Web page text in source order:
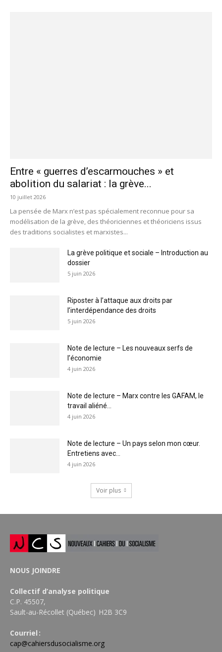
Entre « guerres d’escarmouches » et
abolition du salariat : la grève...
10 juillet 2026
La pensée de Marx n’est pas spécialement reconnue pour sa
modélisation de la grève, des théoriciennes et théoriciens issus
des traditions socialistes et marxistes...
La grève politique et sociale – Introduction au
dossier
5 juin 2026
Riposter à l’attaque aux droits par
l’interdépendance des droits
5 juin 2026
Note de lecture – Les nouveaux serfs de
l’économie
4 juin 2026
Note de lecture – Marx contre les GAFAM, le
travail aliéné...
4 juin 2026
Note de lecture – Un pays selon mon cœur.
Entretiens avec...
4 juin 2026
Voir plus
NOUS JOINDRE
Collectif d’analyse politique
C.P. 45507,
Sault-au-Récollet (Québec) H2B 3C9
Courriel :
cap@cahiersdusocialisme.org